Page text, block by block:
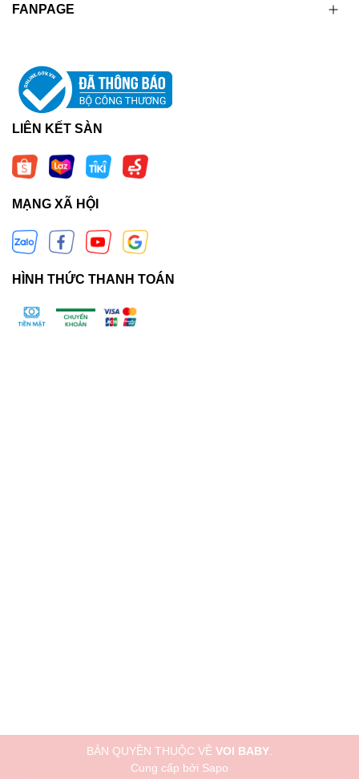
FANPAGE
LIÊN KẾT SÀN
MẠNG XÃ HỘI
HÌNH THỨC THANH TOÁN
BẢN QUYỀN THUỘC VỀ VOI BABY
Cung cấp bởi Sapo